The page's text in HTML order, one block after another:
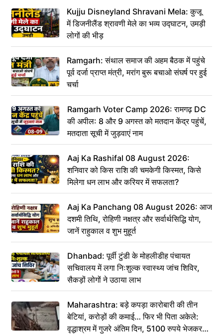
Kujju Disneyland Shravani Mela: कुजू
में डिजनीलैंड श्रावणी मेले का भव्य उद्घाटन, उमड़ी
लोगों की भीड़
Ramgarh: संथाल समाज की अहम बैठक में पहुंचे
पूर्व दर्जा प्राप्त मंत्री, मरांग बुरू बचाओ संघर्ष पर हुई
चर्चा
Ramgarh Voter Camp 2026: रामगढ़ DC
की अपील: 8 और 9 अगस्त को मतदान केंद्र पहुंचें,
मतदाता सूची में जुड़वाएं नाम
Aaj Ka Rashifal 08 August 2026:
शनिवार को किस राशि की चमकेगी किस्मत, किसे
मिलेगा धन लाभ और करियर में सफलता?
Aaj Ka Panchang 08 August 2026: आज
दशमी तिथि, रोहिणी नक्षत्र और सर्वार्थसिद्धि योग,
जानें राहुकाल व शुभ मुहूर्त
Dhanbad: पूर्वी टुंडी के मोहलीडीह पंचायत
सचिवालय में लगा निःशुल्क स्वास्थ्य जांच शिविर,
सैकड़ों लोगों ने उठाया लाभ
Maharashtra: बड़े कपड़ा कारोबारी की तीन
बेटियां, करोड़ों की कमाई… फिर भी पिता अकेले:
वृद्धाश्रम में गुजरे अंतिम दिन, 5100 रुपये भेजकर